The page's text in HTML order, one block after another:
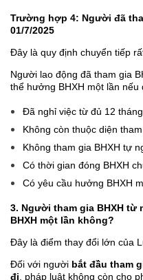
Trường hợp 4: Người đã
01/7/2025
Đây là quy định chuyển tiếp
Người lao động đã tham gia
thể hưởng BHXH một lần
Đã nghỉ việc từ đủ 12
Không còn thuộc diện
Không tham gia BHXH tự
Có thời gian đóng BHXH
Có yêu cầu hưởng BHXH
3. Người tham gia BHXH từ
BHXH một lần không?
Đây là điểm thay đổi lớn của
Đối với người bắt đầu tham
đi , pháp luật không còn cho